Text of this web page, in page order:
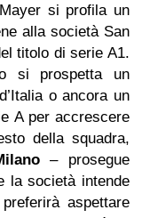
si profila un
alla società San
titolo di serie A1.
si prospetta un
o ancora un
A per accrescere
della squadra,
– prosegue
la società intende
aspettare